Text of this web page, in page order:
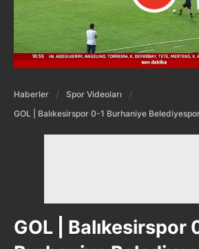
Haberler
Spor Videoları
GOL | Balıkesirspor 0-1 Burhaniye
GOL | Balıkesirspor